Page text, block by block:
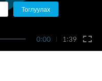
0:00 1:39
Тоглуулах